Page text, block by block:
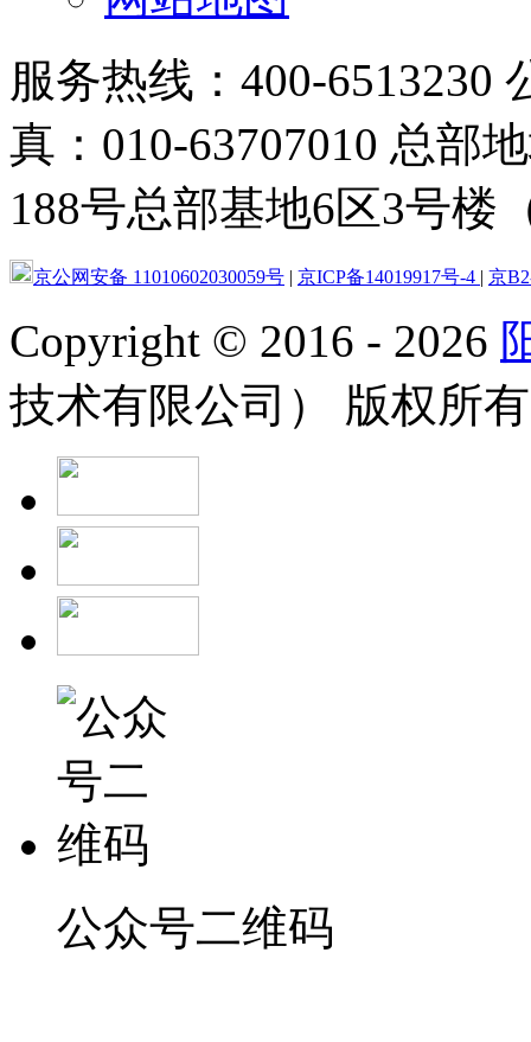
服务热线：400-6513230
真：010-63707010 总部
188号总部基地6区3号楼
京公网安备 11010602030059号 | 京ICP备14019917号-4 | 京
Copyright © 2016 - 2026
技术有限公司） 版权所
公众号二维码